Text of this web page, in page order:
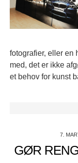
fotografier, eller en
med, det er ikke
et behov for kunst
7.
GØR